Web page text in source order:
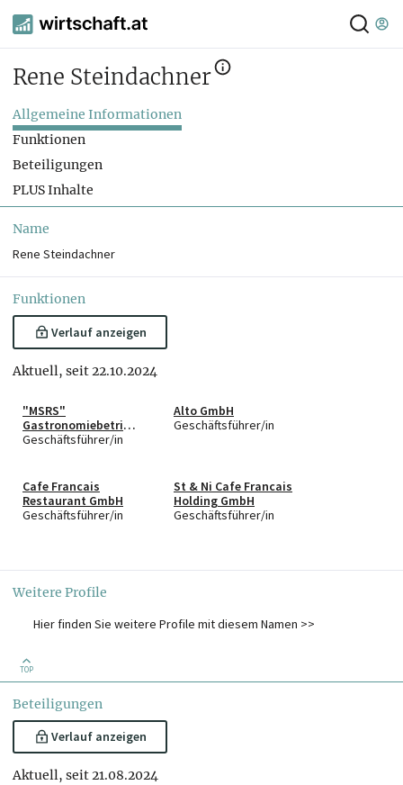
Rene Steindachner
Allgemeine Informationen
Funktionen
Beteiligungen
PLUS Inhalte
Name
Rene Steindachner
Funktionen
Verlauf anzeigen
Aktuell, seit 22.10.2024
"MSRS"
Gastronomiebetrieb
s GmbH.
Geschäftsführer/in
Alto GmbH
Geschäftsführer/in
Cafe Francais
Restaurant GmbH
Geschäftsführer/in
St & Ni Cafe Francais
Holding GmbH
Geschäftsführer/in
Weitere Profile
Hier finden Sie weitere Profile mit diesem Namen >>
TOP
Beteiligungen
Verlauf anzeigen
Aktuell, seit 21.08.2024